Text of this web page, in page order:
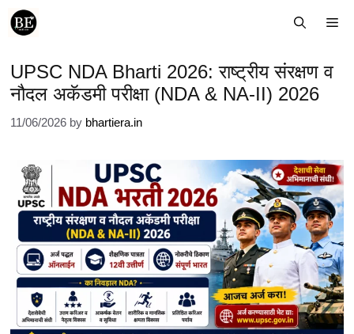
Skip
UPSC NDA Bharti 2026: राष्ट्रीय संरक्षण व
नौदल अकॅडमी परीक्षा (NDA & NA-II) 2026
11/06/2026 by bhartiera.in